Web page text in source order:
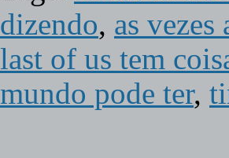
dizendo, as vezes
last of us tem
mundo pode ter,